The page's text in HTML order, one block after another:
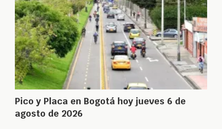
Pico y Placa en Bogotá hoy jueves 6 de
agosto de 2026